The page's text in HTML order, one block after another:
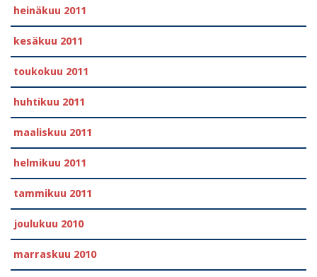
heinäkuu 2011
kesäkuu 2011
toukokuu 2011
huhtikuu 2011
maaliskuu 2011
helmikuu 2011
tammikuu 2011
joulukuu 2010
marraskuu 2010